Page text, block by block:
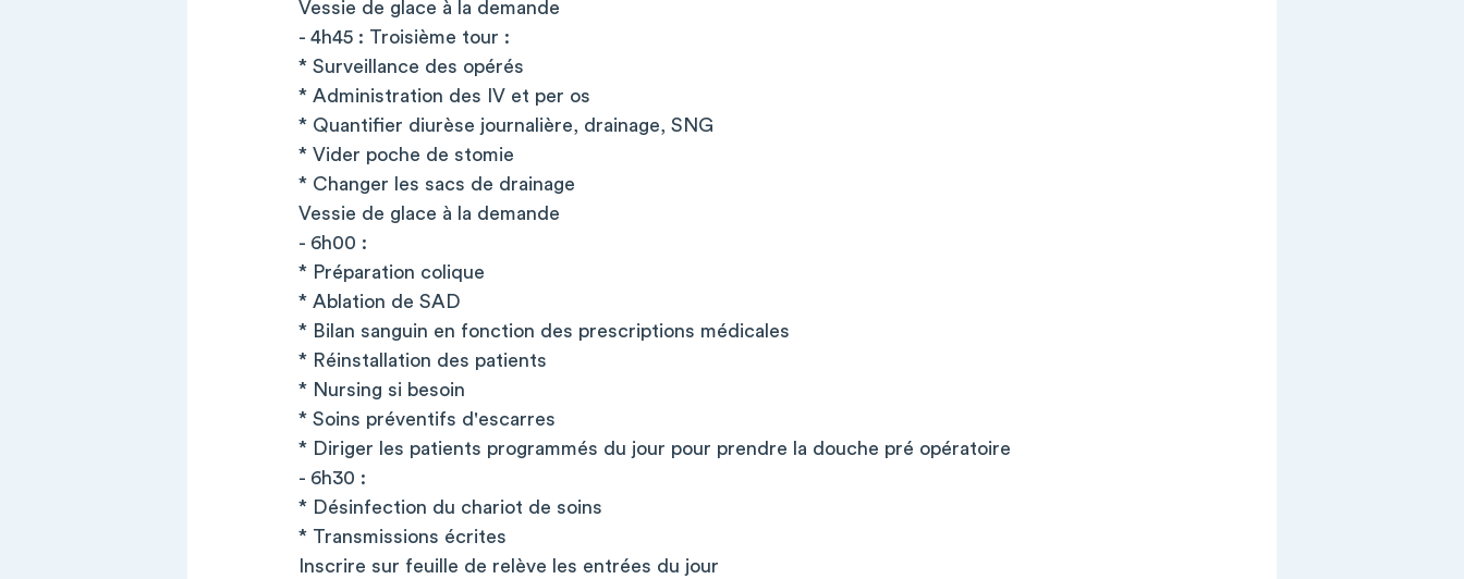
Vessie de glace à la demande
- 4h45 : Troisième tour :
* Surveillance des opérés
* Administration des IV et per os
* Quantifier diurèse journalière, drainage, SNG
* Vider poche de stomie
* Changer les sacs de drainage
Vessie de glace à la demande
- 6h00 :
* Préparation colique
* Ablation de SAD
* Bilan sanguin en fonction des prescriptions médicales
* Réinstallation des patients
* Nursing si besoin
* Soins préventifs d'escarres
* Diriger les patients programmés du jour pour prendre la douche pré opératoire
- 6h30 :
* Désinfection du chariot de soins
* Transmissions écrites
Inscrire sur feuille de relève les entrées du jour